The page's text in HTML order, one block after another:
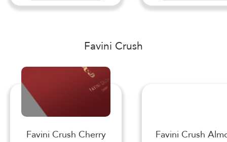
Favini Crush
Favini Crush Cherry Favini Crush